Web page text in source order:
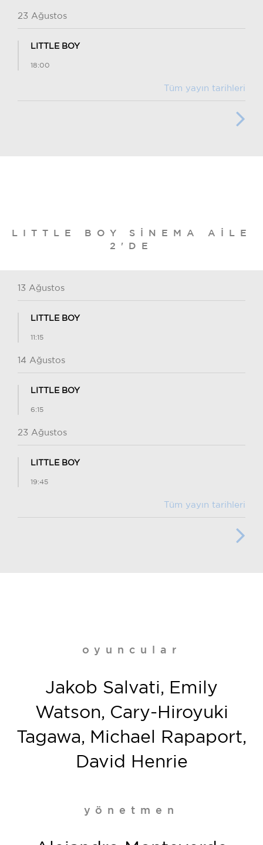
23 Ağustos
LITTLE BOY
18:00
Tüm yayın tarihleri
LITTLE BOY SINEMA AILE
2'DE
13 Ağustos
LITTLE BOY
11:15
14 Ağustos
LITTLE BOY
6:15
23 Ağustos
LITTLE BOY
19:45
Tüm yayın tarihleri
oyuncular
Jakob Salvati, Emily
Watson, Cary-Hiroyuki
Tagawa, Michael Rapaport,
David Henrie
yönetmen